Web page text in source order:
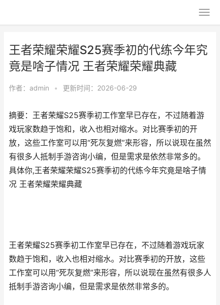
王者荣耀荣耀S25赛季初的代练今年究
竟是啥子情况 王者荣耀荣耀典藏
作者： admin • 更新时间：2026-06-29
摘要：王者荣耀S25赛季初工作室早已存在，不过随着游
戏玩家数趋于饱和，收入也相对缩水。对比赛季初的开
放，这些工作室可以用“死灰复燃”来形容，所以说现在虽然
有很多人抵制手游咨询小编，但是需求是依然非常多的。
具体你,王者荣耀荣耀S25赛季初的代练今年究竟是啥子情
况 王者荣耀荣耀典藏
王者荣耀S25赛季初工作室早已存在，不过随着游戏玩家
数趋于饱和，收入也相对缩水。对比赛季初的开放，这些
工作室可以用“死灰复燃”来形容，所以说现在虽然有很多人
抵制手游咨询小编，但是需求是依然非常多的。